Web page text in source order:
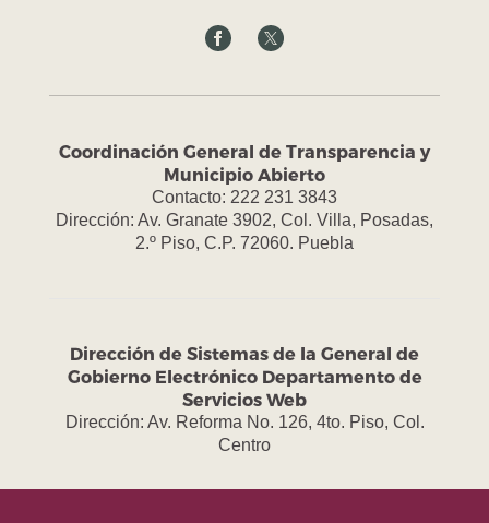
Coordinación General de Transparencia y
Municipio Abierto
Contacto: 222 231 3843
Dirección: Av. Granate 3902, Col. Villa, Posadas,
2.º Piso, C.P. 72060. Puebla
Dirección de Sistemas de la General de
Gobierno Electrónico Departamento de
Servicios Web
Dirección: Av. Reforma No. 126, 4to. Piso, Col.
Centro